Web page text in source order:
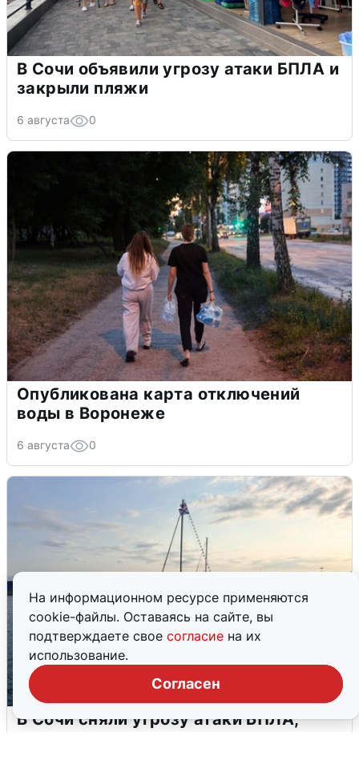
На информационном ресурсе применяются
cookie-файлы. Оставаясь на сайте, вы
подтверждаете свое согласие на их
использование.
Согласен
В Сочи объявили угрозу атаки БПЛА и
закрыли пляжи
6 августа 0
Опубликована карта отключений
воды в Воронеже
6 августа 0
В Сочи сняли угрозу атаки БПЛА,